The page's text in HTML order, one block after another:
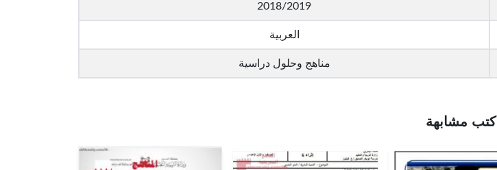
2018/2019
العربية
مناهج وحلول دراسية
كتب مشابهة